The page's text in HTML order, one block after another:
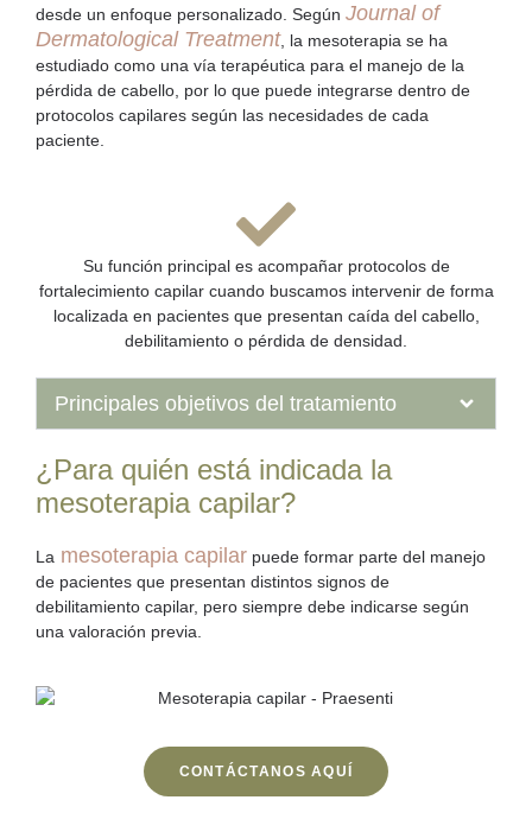
desde un enfoque personalizado. Según Journal of
Dermatological Treatment, la mesoterapia se ha
estudiado como una vía terapéutica para el manejo de la
pérdida de cabello, por lo que puede integrarse dentro de
protocolos capilares según las necesidades de cada
paciente.
Su función principal es acompañar protocolos de
fortalecimiento capilar cuando buscamos intervenir de forma
localizada en pacientes que presentan caída del cabello,
debilitamiento o pérdida de densidad.
Principales objetivos del tratamiento
¿Para quién está indicada la
mesoterapia capilar?
La mesoterapia capilar puede formar parte del manejo
de pacientes que presentan distintos signos de
debilitamiento capilar, pero siempre debe indicarse según
una valoración previa.
CONTÁCTANOS AQUÍ